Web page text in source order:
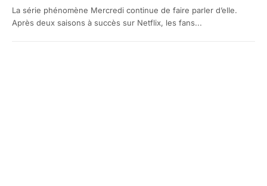
La série phénomène Mercredi continue de faire parler d’elle.
Après deux saisons à succès sur Netflix, les fans...